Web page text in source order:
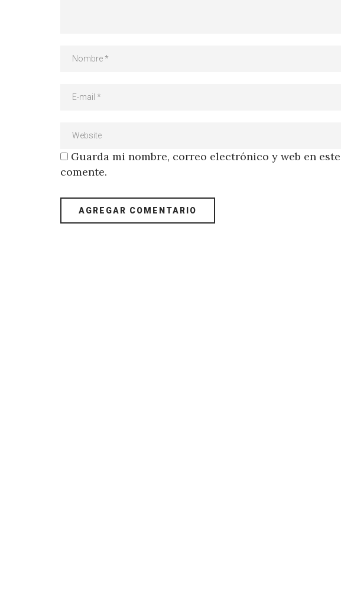
Guarda mi nombre, correo electrónico y web en
comente.